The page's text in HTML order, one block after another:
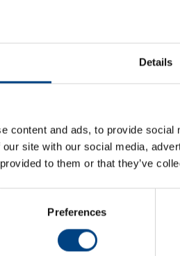
Details
content and ads, to provide
site with our social media,
to them or that they’ve
Preferences
de MOBATIME
accrues, tout en
(GNSS) au lieu du
horaires utilisé
du système mondial de
horloge-mère, à un
ou à tout autre
(boucle de courant,